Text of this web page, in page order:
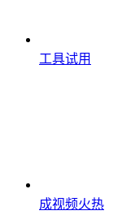
工具试用
成视频火热